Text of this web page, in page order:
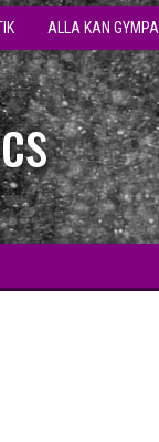
ALLA KAN GYMPA